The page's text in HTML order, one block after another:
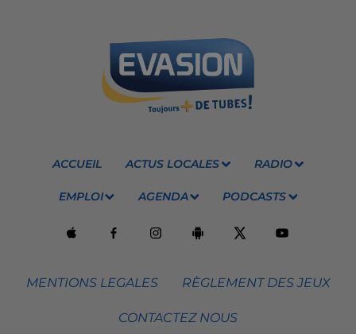
ACCUEIL ACTUS LOCALES RADIO
EMPLOI AGENDA PODCASTS
MENTIONS LEGALES RÈGLEMENT DES JEUX
CONTACTEZ NOUS